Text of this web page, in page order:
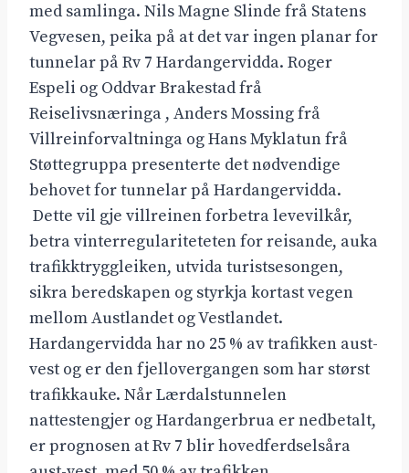
med samlinga. Nils Magne Slinde frå Statens
Vegvesen, peika på at det var ingen planar for
tunnelar på Rv 7 Hardangervidda. Roger
Espeli og Oddvar Brakestad frå
Reiselivsnæringa , Anders Mossing frå
Villreinforvaltninga og Hans Myklatun frå
Støttegruppa presenterte det nødvendige
behovet for tunnelar på Hardangervidda.
Dette vil gje villreinen forbetra levevilkår,
betra vinterregulariteteten for reisande, auka
trafikktryggleiken, utvida turistsesongen,
sikra beredskapen og styrkja kortast vegen
mellom Austlandet og Vestlandet.
Hardangervidda har no 25 % av trafikken aust-
vest og er den fjellovergangen som har størst
trafikkauke. Når Lærdalstunnelen
nattestengjer og Hardangerbrua er nedbetalt,
er prognosen at Rv 7 blir hovedferdselsåra